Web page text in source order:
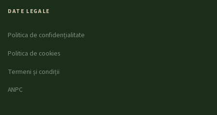
DATE LEGALE
Politica de confidențialitate
Politica de cookies
Termeni și condiții
ANPC